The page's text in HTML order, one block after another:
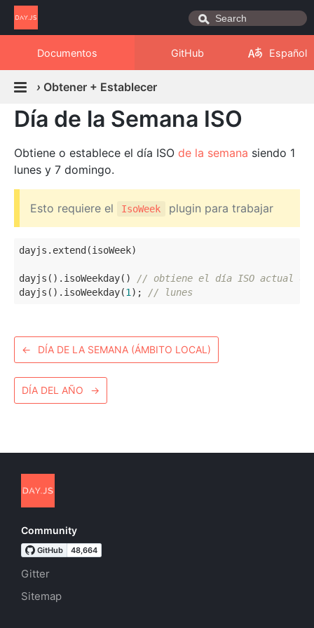
Documentos GitHub Español
› Obtener + Establecer
Día de la Semana ISO
Obtiene o establece el día ISO de la semana siendo 1
lunes y 7 domingo.
Esto requiere el IsoWeek plugin para trabajar
dayjs.extend(isoWeek)
dayjs().isoWeekday()
// obtiene el día ISO actual de
dayjs().isoWeekday(1 ); // lunes
← DÍA DE LA SEMANA (ÁMBITO LOCAL)
DÍA DEL AÑO →
Community
Gitter
Sitemap